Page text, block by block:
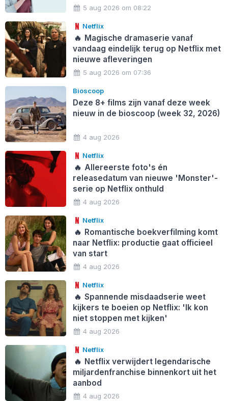
5 aug 2026 om 08:22
Netflix
🔥 Magische dramaserie vanaf
vandaag eindelijk terug op Netflix met
nieuwe afleveringen
5 aug 2026 om 07:36
Bioscoop
Deze 8+ films zijn vanaf deze week
nieuw in de bioscoop (week 32, 2026)
4 aug 2026
Netflix
🔥 Allereerste foto's én
releasedatum van nieuwe 'Monster'-
serie op Netflix onthuld
4 aug 2026
Netflix
🔥 Romantische boekverfilming komt
naar Netflix: productie gaat officieel
van start
4 aug 2026
Netflix
🔥 Spannende misdaadserie weet
kijkers te boeien op Netflix: 'Ik kon
niet stoppen met kijken'
4 aug 2026
Netflix
🔥 Netflix verwijdert legendarische
miljardenfranchise binnenkort uit het
aanbod
4 aug 2026